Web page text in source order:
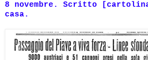
8 novembre. Scritto
casa.